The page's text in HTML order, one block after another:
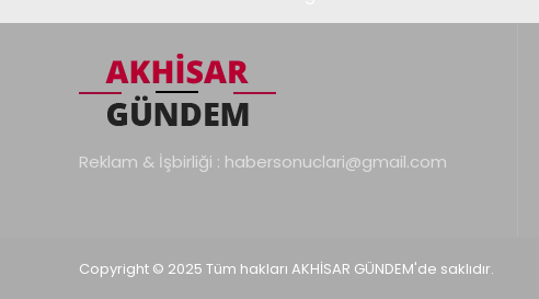
Reklam & İşbirliği : habersonuclari@gmail.com
Copyright © 2025 Tüm hakları AKHİSAR GÜNDEM'de saklıdır.